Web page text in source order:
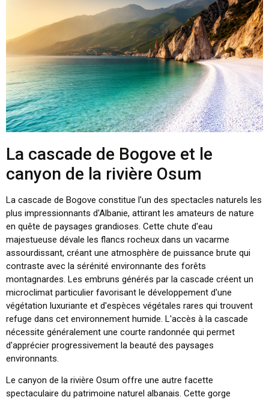
La cascade de Bogove et le
canyon de la rivière Osum
La cascade de Bogove constitue l'un des spectacles naturels les
plus impressionnants d'Albanie, attirant les amateurs de nature
en quête de paysages grandioses. Cette chute d'eau
majestueuse dévale les flancs rocheux dans un vacarme
assourdissant, créant une atmosphère de puissance brute qui
contraste avec la sérénité environnante des forêts
montagnardes. Les embruns générés par la cascade créent un
microclimat particulier favorisant le développement d'une
végétation luxuriante et d'espèces végétales rares qui trouvent
refuge dans cet environnement humide. L'accès à la cascade
nécessite généralement une courte randonnée qui permet
d'apprécier progressivement la beauté des paysages
environnants.
Le canyon de la rivière Osum offre une autre facette
spectaculaire du patrimoine naturel albanais. Cette gorge